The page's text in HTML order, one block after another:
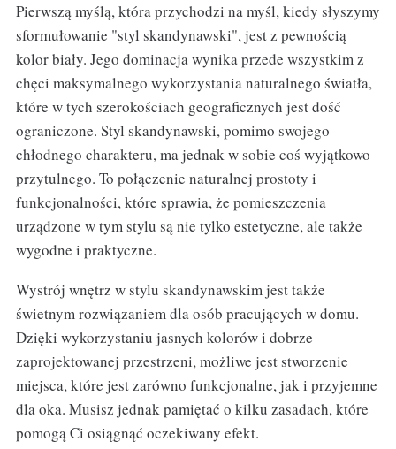
Pierwszą myślą, która przychodzi na myśl, kiedy słyszymy
sformułowanie "styl skandynawski", jest z pewnością
kolor biały. Jego dominacja wynika przede wszystkim z
chęci maksymalnego wykorzystania naturalnego światła,
które w tych szerokościach geograficznych jest dość
ograniczone. Styl skandynawski, pomimo swojego
chłodnego charakteru, ma jednak w sobie coś wyjątkowo
przytulnego. To połączenie naturalnej prostoty i
funkcjonalności, które sprawia, że pomieszczenia
urządzone w tym stylu są nie tylko estetyczne, ale także
wygodne i praktyczne.
Wystrój wnętrz w stylu skandynawskim jest także
świetnym rozwiązaniem dla osób pracujących w domu.
Dzięki wykorzystaniu jasnych kolorów i dobrze
zaprojektowanej przestrzeni, możliwe jest stworzenie
miejsca, które jest zarówno funkcjonalne, jak i przyjemne
dla oka. Musisz jednak pamiętać o kilku zasadach, które
pomogą Ci osiągnąć oczekiwany efekt.